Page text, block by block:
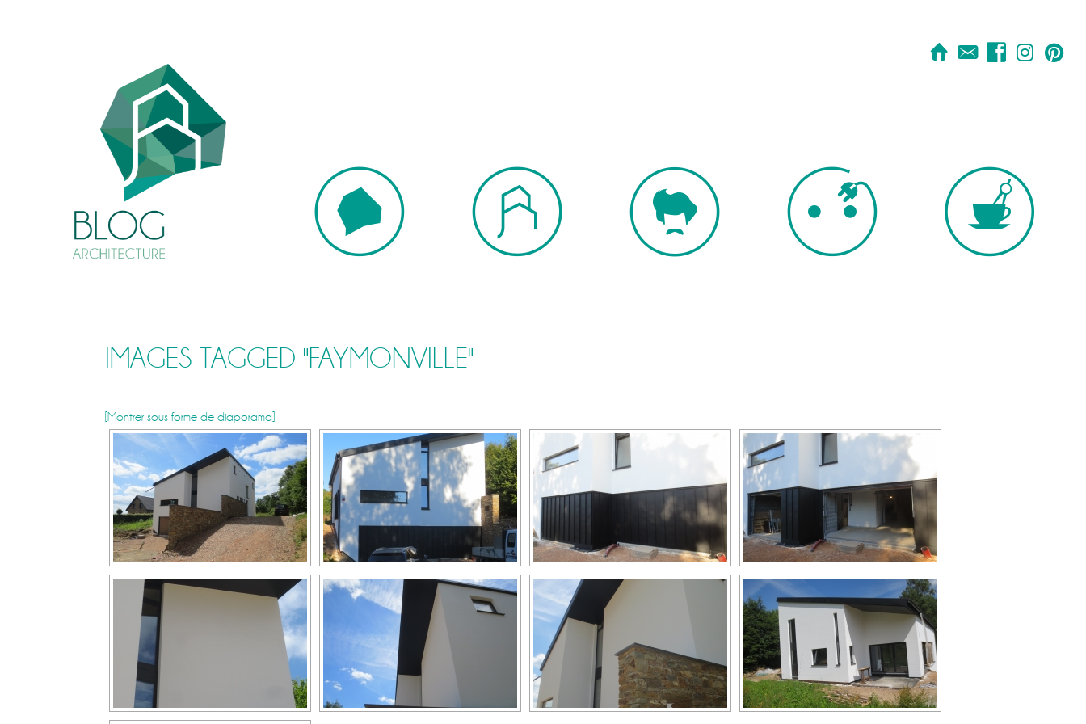
IMAGES TAGGED "FAYMONVILLE"
[Montrer sous forme de diaporama]